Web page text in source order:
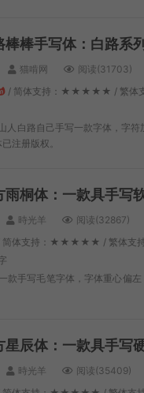
棒棒手写体：白路系
猫啃网 阅读(31703)
/ 简体支持：★★★★★ / 繁体
人白路自己手写一款字体，字
注册版权。
雨桐体：一款具手写
時光羊 阅读(32867)
简体支持：★★★★★ / 繁体支
款手写毛笔字体，字体重心偏
星辰体：一款具手写
時光羊 阅读(35409)